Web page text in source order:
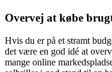
Overvej at købe
Hvis du er på et stramt
det være en god idé at
mange online